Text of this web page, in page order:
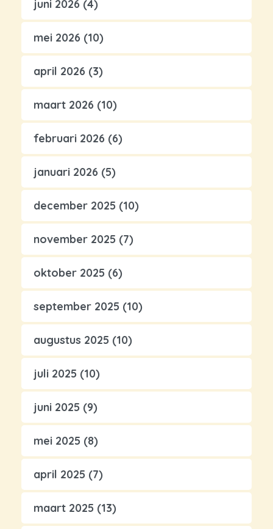
juni 2026 (4)
mei 2026 (10)
april 2026 (3)
maart 2026 (10)
februari 2026 (6)
januari 2026 (5)
december 2025 (10)
november 2025 (7)
oktober 2025 (6)
september 2025 (10)
augustus 2025 (10)
juli 2025 (10)
juni 2025 (9)
mei 2025 (8)
april 2025 (7)
maart 2025 (13)